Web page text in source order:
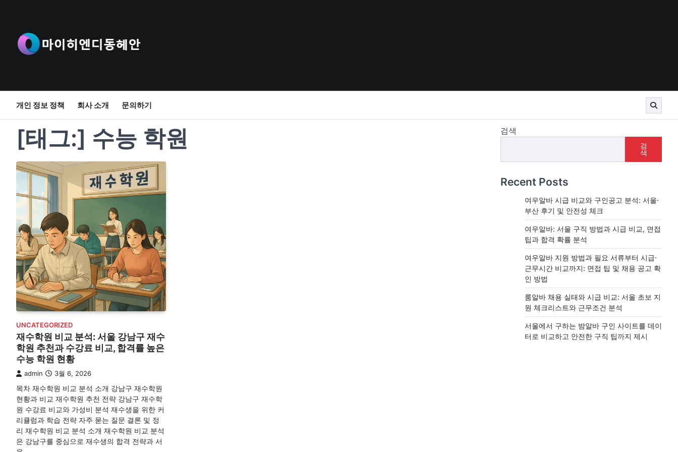
content
개인 정보 정책 회사 소개 문의하기
[태그:] 수능 학원
UNCATEGORIZED
재수학원 비교 분석: 서울 강남구 재수
학원 추천과 수강료 비교, 합격률 높은
수능 학원 현황
admin 3월 6, 2026
목차 재수학원 비교 분석 소개 강남구 재수학원
현황과 비교 재수학원 추천 전략 강남구 재수학
원 수강료 비교와 가성비 분석 재수생을 위한 커
리큘럼과 학습 전략 자주 묻는 질문 결론 및 정
리 재수학원 비교 분석 소개 재수학원 비교 분석
은 강남구를 중심으로 재수생의 합격 전략과 서
검색
검
색
Recent Posts
여우알바 시급 비교와 구인공고 분석: 서울·
부산 후기 및 안전성 체크
여우알바: 서울 구직 방법과 시급 비교, 면접
팁과 합격 확률 분석
여우알바 지원 방법과 필요 서류부터 시급·
근무시간 비교까지: 면접 팁 및 채용 공고 확
인 방법
룸알바 채용 실태와 시급 비교: 서울 초보 지
원 체크리스트와 근무조건 분석
서울에서 구하는 밤알바 구인 사이트를 데이
터로 비교하고 안전한 구직 팁까지 제시